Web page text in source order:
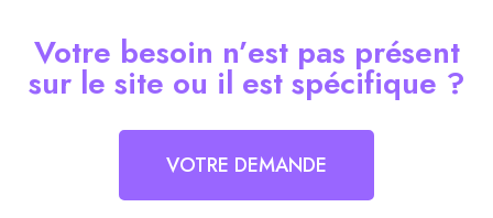
Votre besoin n’est pas présent
sur le site ou il est spécifique ?
VOTRE DEMANDE